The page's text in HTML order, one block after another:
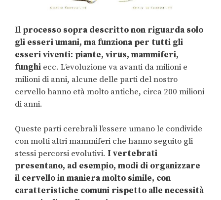
Il processo sopra descritto non riguarda solo
gli esseri umani, ma funziona per tutti gli
esseri viventi: piante, virus, mammiferi,
funghi ecc. L’evoluzione va avanti da milioni e
milioni di anni, alcune delle parti del nostro
cervello hanno età molto antiche, circa 200 milioni
di anni.
Queste parti cerebrali l’essere umano le condivide
con molti altri mammiferi che hanno seguito gli
stessi percorsi evolutivi. I vertebrati
presentano, ad esempio, modi di organizzare
il cervello in maniera molto simile, con
caratteristiche comuni rispetto alle necessità